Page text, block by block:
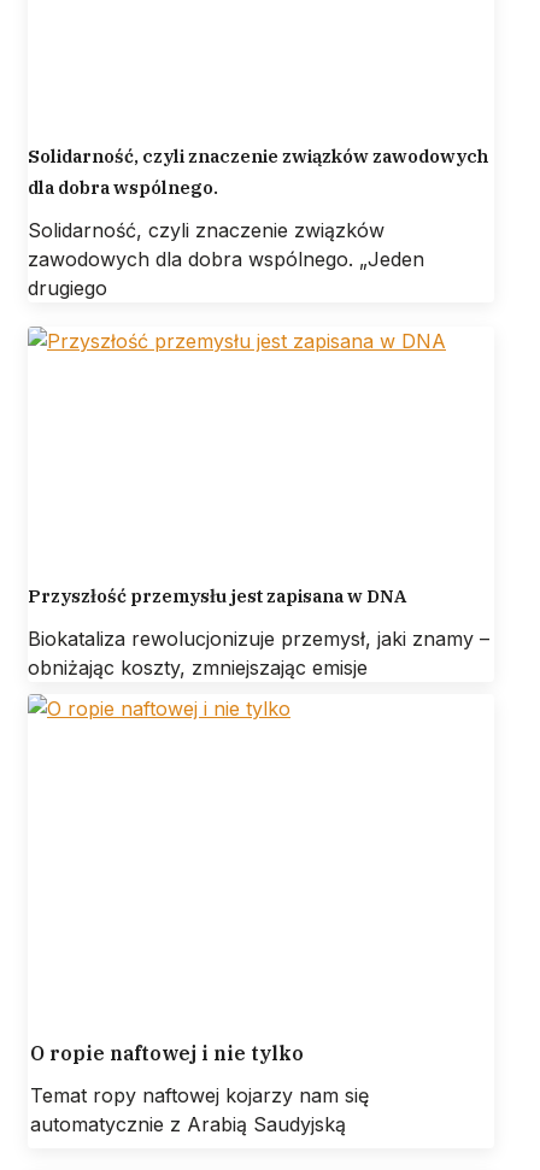
Solidarność, czyli znaczenie związków zawodowych
dla dobra wspólnego.
Solidarność, czyli znaczenie związków
zawodowych dla dobra wspólnego. „Jeden
drugiego
Przyszłość przemysłu jest zapisana w DNA
Biokataliza rewolucjonizuje przemysł, jaki znamy –
obniżając koszty, zmniejszając emisje
O ropie naftowej i nie tylko
Temat ropy naftowej kojarzy nam się
automatycznie z Arabią Saudyjską